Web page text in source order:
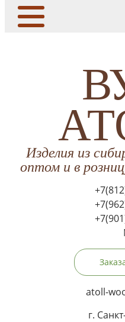
Изделия из
оптом и в
atoll-
г.